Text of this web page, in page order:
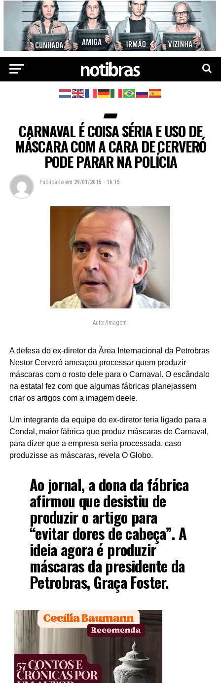
CARNAVAL É COISA SÉRIA E USO DE
MÁSCARA COM A CARA DE CERVERÓ
PODE PARAR NA POLÍCIA
Publicado em 29/01/2015 - 16:15
Autor/Imagem:
A defesa do ex-diretor da Área Internacional da Petrobras
Nestor Cerveró ameaçou processar quem produzir
máscaras com o rosto dele para o Carnaval. O escândalo
na estatal fez com que algumas fábricas planejassem
criar os artigos com a imagem deele.
Um integrante da equipe do ex-diretor teria ligado para a
Condal, maior fábrica que produz máscaras de Carnaval,
para dizer que a empresa seria processada, caso
produzisse as máscaras, revela O Globo.
Ao jornal, a dona da fábrica
afirmou que desistiu de
produzir o artigo para
“evitar dores de cabeça”. A
ideia agora é produzir
máscaras da presidente da
Petrobras, Graça Foster.